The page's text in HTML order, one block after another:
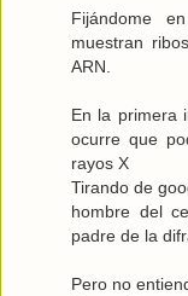
Fijándome
muestran
ARN.
En la primera
ocurre que
rayos X
Tirando de
hombre del
padre de la
Pero no